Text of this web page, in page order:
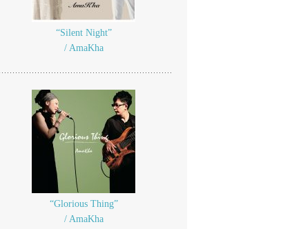
“Silent Night”
/ AmaKha
“Glorious Thing”
/ AmaKha